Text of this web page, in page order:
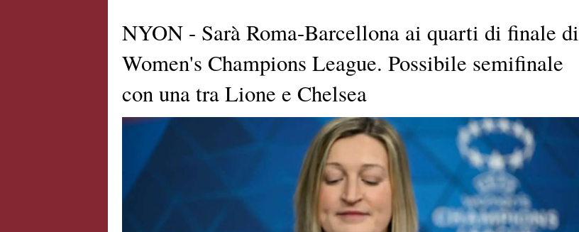
NYON - Sarà Roma-Barcellona ai quarti di finale di
Women's Champions League. Possibile semifinale
con una tra Lione e Chelsea